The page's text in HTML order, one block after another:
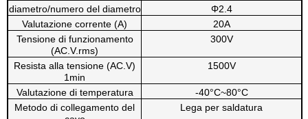
diametro/numero del diametro
Φ2.4
Valutazione corrente (A)
20A
Tensione di funzionamento
(AC.V.rms)
300V
Resista alla tensione (AC.V)
1min
1500V
Valutazione di temperatura
-40°C~80°C
Metodo di collegamento del
Lega per saldatura